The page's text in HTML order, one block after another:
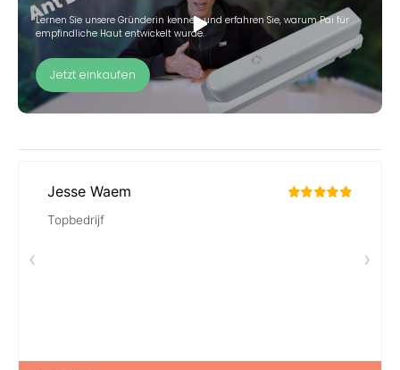
Lernen Sie unsere Gründerin kennen und erfahren Sie, warum Pai für
empfindliche Haut entwickelt wurde.
Jetzt einkaufen